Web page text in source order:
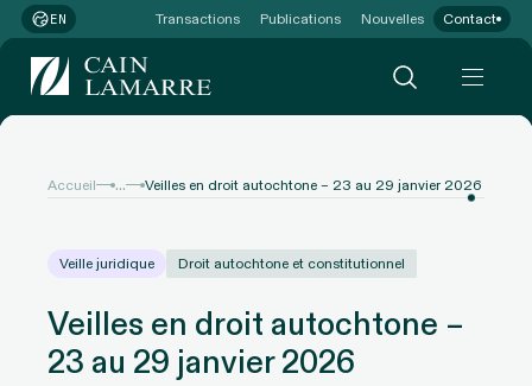
EN Transactions Publications Nouvelles Contact
Accueil ... Veilles en droit autochtone – 23 au 29 janvier 2026
Veille juridique Droit autochtone et constitutionnel
Veilles en droit autochtone –
23 au 29 janvier 2026